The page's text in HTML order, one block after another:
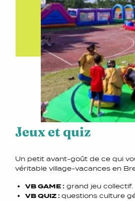
Jeux et quiz
Un petit avant-goût de ce qui
véritable village-vacances en
VB GAME : grand jeu collectif.
VB QUIZ : questions culture